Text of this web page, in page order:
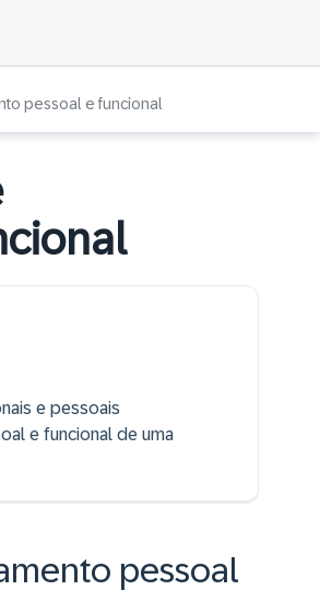
pessoal e funcional
e pessoais
e funcional de uma
pessoal